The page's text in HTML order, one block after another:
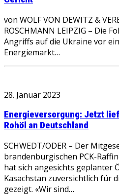
von WOLF VON DEWITZ &
ROSCHMANN LEIPZIG – Die
Angriffs auf die Ukraine vor
Energiemarkt…
28. Januar 2023
Energieversorgung: Jetzt
Rohöl an Deutschland
SCHWEDT/ODER – Der
brandenburgischen PCK-
hat sich angesichts geplanter
Kasachstan zuversichtlich für
gezeigt. «Wir sind…